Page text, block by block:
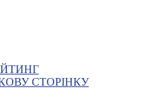
СТОРІНКУ